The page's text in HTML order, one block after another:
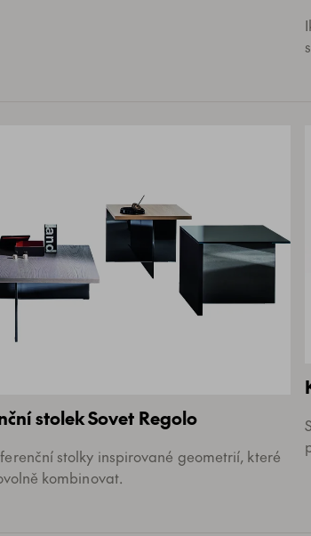
stolek Sovet Regolo
stolky inspirované geometrií, které
kombinovat.